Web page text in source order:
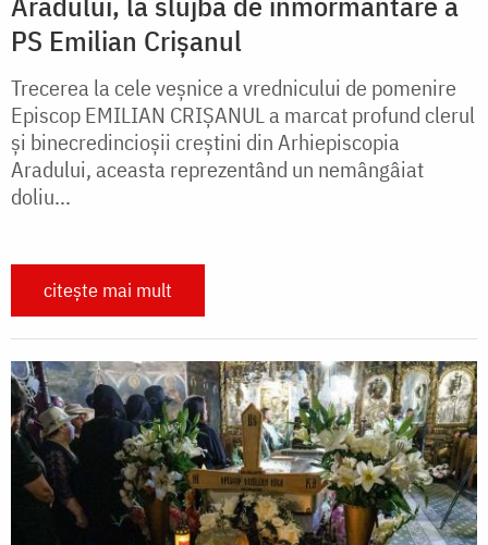
PS Emilian Crișanul
Trecerea la cele veșnice a vrednicului de pomenire
Episcop EMILIAN CRIȘANUL a marcat profund clerul
și binecredincioșii creștini din Arhiepiscopia
Aradului, aceasta reprezentând un nemângâiat
doliu...
citește mai mult